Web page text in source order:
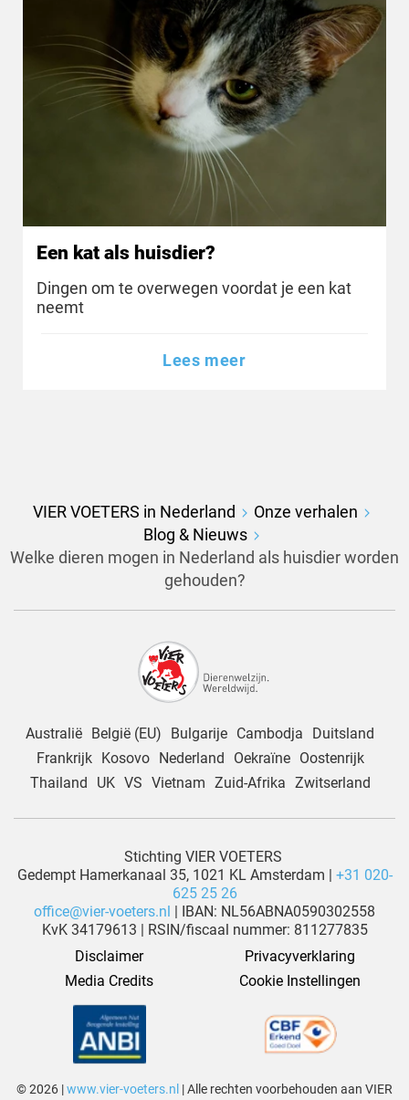
Een kat als huisdier?
Dingen om te overwegen voordat je een kat
neemt
Lees meer
VIER VOETERS in Nederland
Onze verhalen
Blog & Nieuws
Welke dieren mogen in Nederland als huisdier worden
gehouden?
Australië België (EU) Bulgarije Cambodja
Duitsland
Frankrijk
Kosovo Nederland Oekraïne
Oostenrijk
Thailand
UK VS Vietnam Zuid-Afrika Zwitserland
Stichting VIER VOETERS
Gedempt Hamerkanaal 35, 1021 KL Amsterdam | +31 020-
625 25 26
office@vier-voeters.nl | IBAN: NL56ABNA0590302558
KvK 34179613 | RSIN/fiscaal nummer: 811277835
Disclaimer
Privacyverklaring
Media Credits
Cookie Instellingen
© 2026 |www.vier-voeters.nl | Alle rechten voorbehouden aan VIER